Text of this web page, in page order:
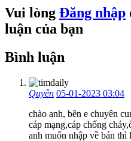
Vui lòng Đăng nhập
luận của bạn
Bình luận
Quyên 05-01-2023 03:04
chào anh, bên e chuyên
cáp mạng,cáp chống
anh muốn nhập về bán